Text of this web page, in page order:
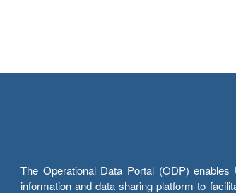
The Operational Data Portal (ODP)
information and data sharing platform to